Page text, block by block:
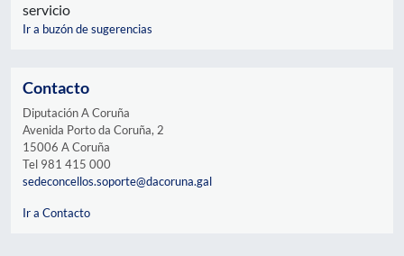
servicio
Ir a buzón de sugerencias
Contacto
Diputación A Coruña
Avenida Porto da Coruña, 2
15006 A Coruña
Tel 981 415 000
sedeconcellos.soporte@dacoruna.gal
Ir a Contacto